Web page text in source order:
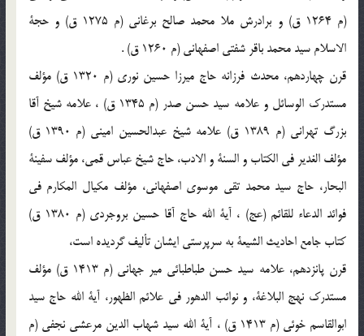
(م 1264 ق) و برادرش ملا محمد صالح برغاني (م 1275 ق) و حجة
الاسلام سيد محمد باقر شفتي اصفهاني (م 1260 ق) .
قرن چهاردهم، محدث فرزانه حاج ميرزا حسين نوري (م 1320 ق) مؤلف
مستدرك الوسائل و علامه سيد حسن صدر (م 1345 ق) ، علامه شيخ آقا
بزرگ تهراني (م 1389 ق) علامه شيخ عبدالحسين اميني (م 1390 ق)
مؤلف الغدير في الكتاب و السنة و الادب، حاج شيخ عباس قمي، مؤلف سفينة
البحار، حاج سيد محمد تقي موسوي اصفهاني، مؤلف مكيال المكارم في
فوائد الدعاء للقائم (عج) ، آية الله حاج آقا حسين بروجردي (م 1380 ق)
كتاب جامع احاديث الشيعة به سرپرستي ايشان تأليف گرديده است،
قرن پانزدهم، علامه سيد حسن طباطبائي مير جهاني (م 1413 ق) مؤلف
مستدرك نهج البلاغة، و نوائب الدهور في علائم الظهور، آية الله حاج سيد
ابوالقاسم خوئي (م 1413 ق) ، آية الله سيد شهاب الدين مرعشي نجفي (م